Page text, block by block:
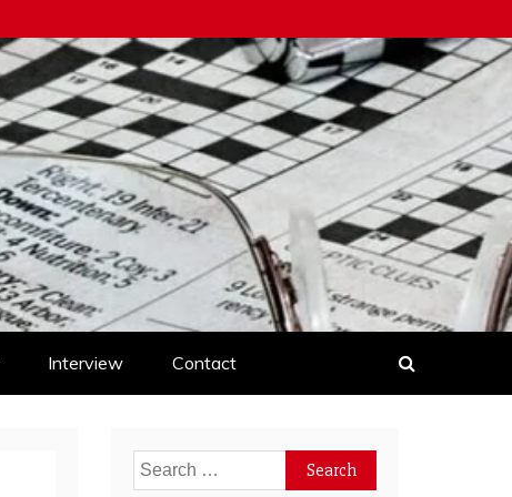
Interview Contact
Search